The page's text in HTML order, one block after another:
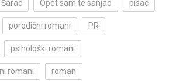
Opet sam te sanjao pisac
porodični romani PR
psihološki romani
romani roman